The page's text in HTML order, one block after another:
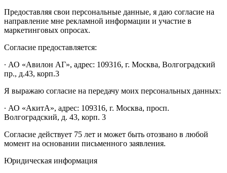
Предоставляя свои персональные данные, я даю согласие на
направление мне рекламной информации и участие в
маркетинговых опросах.
Согласие предоставляется:
∙ АО «Авилон АГ», адрес: 109316, г. Москва, Волгоградский
пр., д.43, корп.3
Я выражаю согласие на передачу моих персональных данных:
∙ АО «АкитА», адрес: 109316, г. Москва, просп.
Волгоградский, д. 43, корп. 3
Согласие действует 75 лет и может быть отозвано в любой
момент на основании письменного заявления.
Юридическая информация